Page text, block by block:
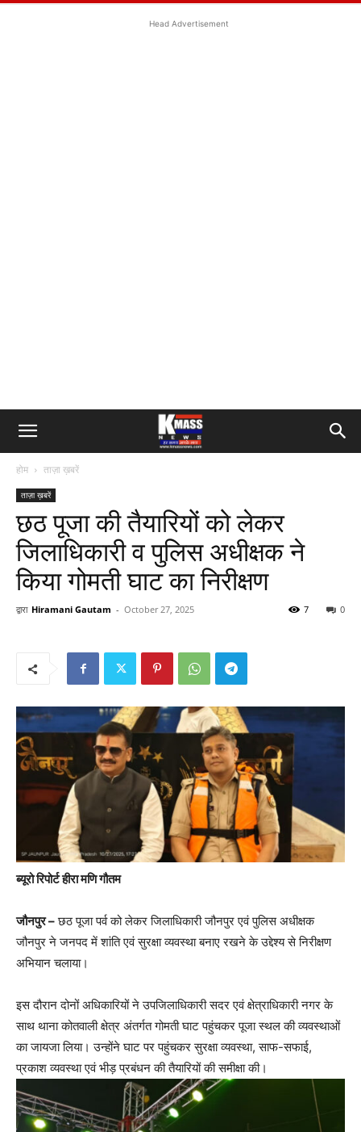
Head Advertisement
होम ताज़ा ख़बरें
ताज़ा ख़बरें
छठ पूजा की तैयारियों को लेकर
जिलाधिकारी व पुलिस अधीक्षक ने
किया गोमती घाट का निरीक्षण
द्वारा Hiramani Gautam - October 27, 2025 0
7
ब्यूरो रिपोर्ट हीरा मणि गौतम
जौनपुर –छठ पूजा पर्व को लेकर जिलाधिकारी जौनपुर एवं पुलिस अधीक्षक
जौनपुर ने जनपद में शांति एवं सुरक्षा व्यवस्था बनाए रखने के उद्देश्य से निरीक्षण
अभियान चलाया।
इस दौरान दोनों अधिकारियों ने उपजिलाधिकारी सदर एवं क्षेत्राधिकारी नगर के
साथ थाना कोतवाली क्षेत्र अंतर्गत गोमती घाट पहुंचकर पूजा स्थल की व्यवस्थाओं
का जायजा लिया। उन्होंने घाट पर पहुंचकर सुरक्षा व्यवस्था, साफ-सफाई,
प्रकाश व्यवस्था एवं भीड़ प्रबंधन की तैयारियों की समीक्षा की।